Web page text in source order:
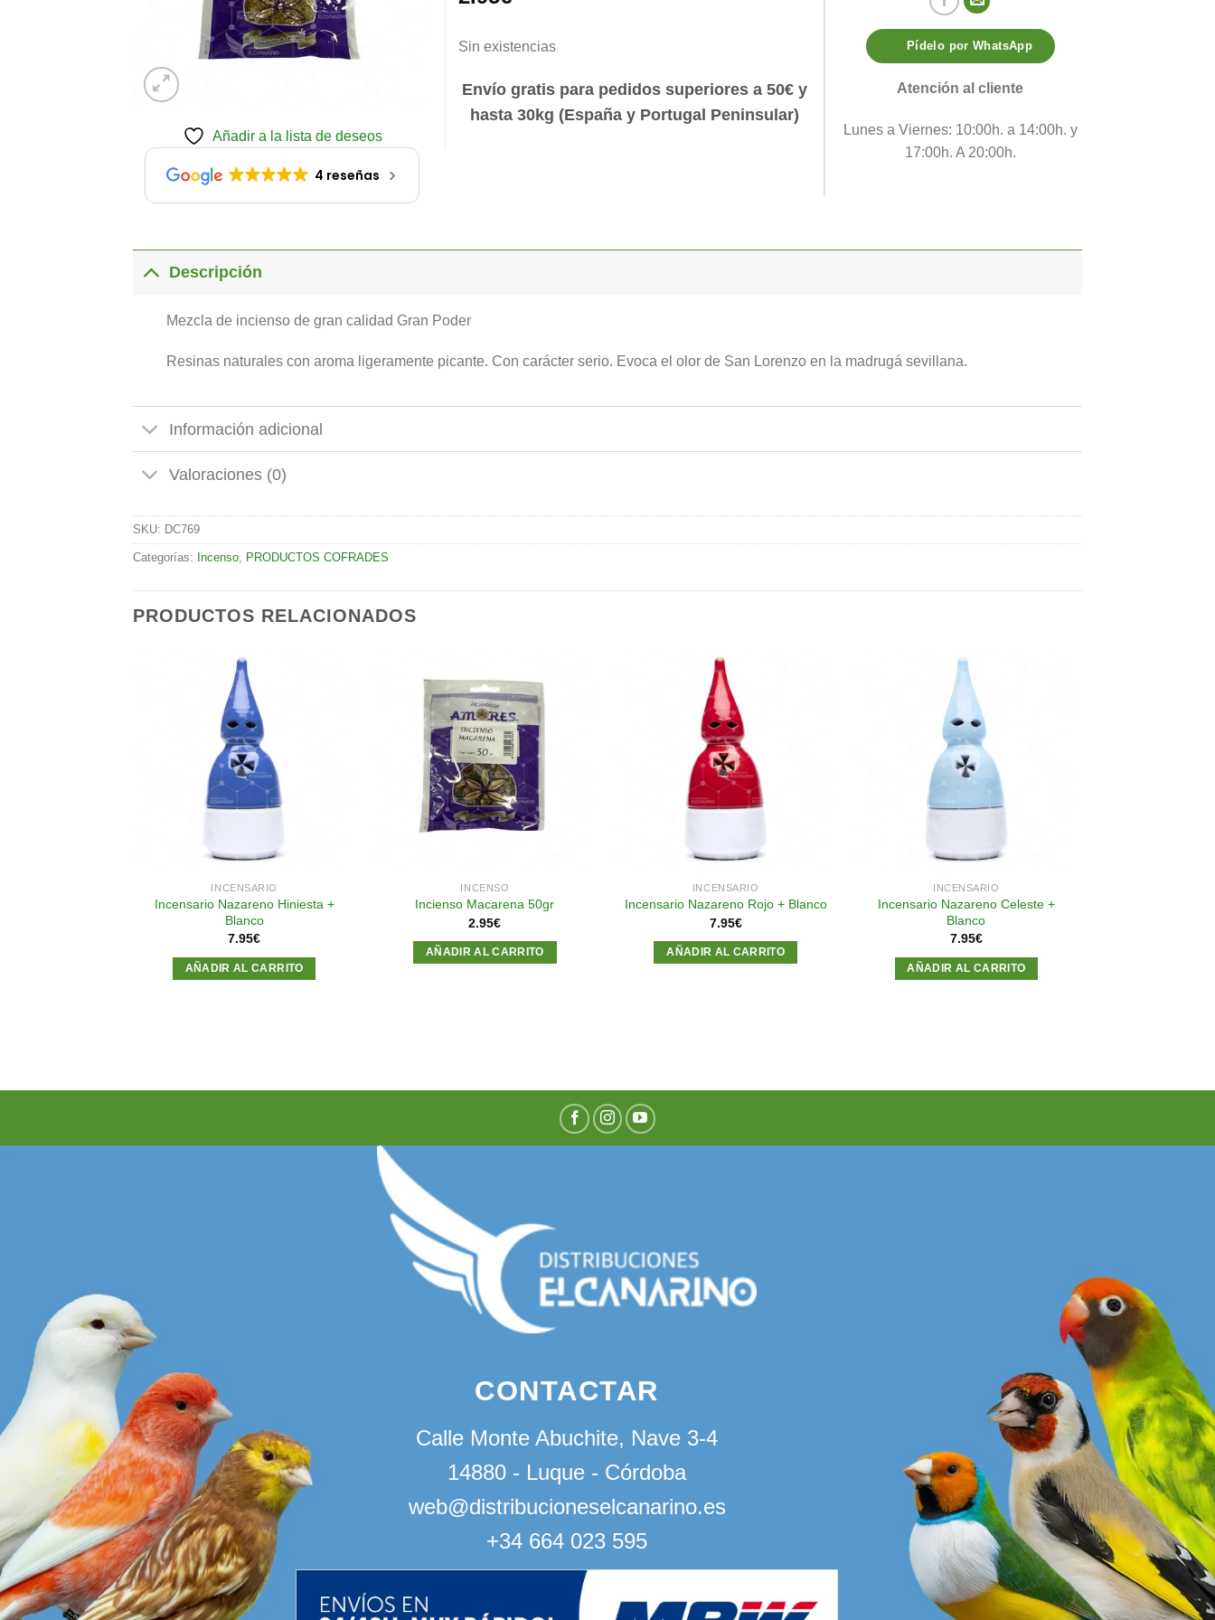
Añadir a la lista de deseos
4 reseñas
Sin existencias
Envío gratis para pedidos superiores a 50€ y
hasta 30kg (España y Portugal Peninsular)
Pídelo por WhatsApp
Atención al cliente
Lunes a Viernes: 10:00h. a 14:00h. y
17:00h. A 20:00h.
Descripción
Mezcla de incienso de gran calidad Gran Poder
Resinas naturales con aroma ligeramente picante. Con carácter serio. Evoca el olor de San Lorenzo en la madrugá sevillana.
Información adicional
Valoraciones (0)
SKU: DC769
Categorías: Incenso, PRODUCTOS COFRADES
PRODUCTOS RELACIONADOS
INCENSARIO
Incensario Nazareno Hiniesta +
Blanco
7.95€
AÑADIR AL CARRITO
INCENSO
Incienso Macarena 50gr
2.95€
AÑADIR AL CARRITO
INCENSARIO
Incensario Nazareno Rojo + Blanco
7.95€
AÑADIR AL CARRITO
INCENSARIO
Incensario Nazareno Celeste +
Blanco
7.95€
AÑADIR AL CARRITO
CONTACTAR
Calle Monte Abuchite, Nave 3-4
14880 - Luque - Córdoba
web@distribucioneselcanarino.es
+34 664 023 595